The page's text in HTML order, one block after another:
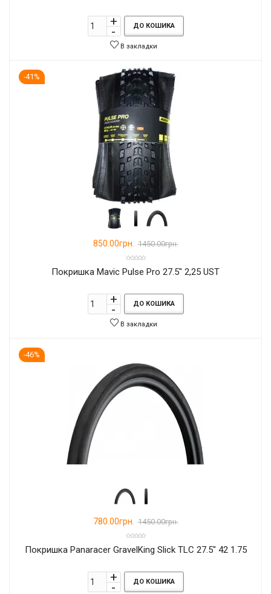
ДО КОШИКА
В закладки
-41%
850.00грн. 1450.00грн.
Покришка Mavic Pulse Pro 27.5" 2,25 UST
ДО КОШИКА
В закладки
-46%
780.00грн. 1450.00грн.
Покришка Panaracer GravelKing Slick TLC 27.5" 42 1.75
ДО КОШИКА